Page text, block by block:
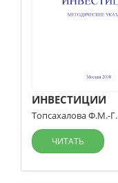
ИНВЕСТИЦИИ
Топсахалова Ф.М.-Г.
ЧИТАТЬ